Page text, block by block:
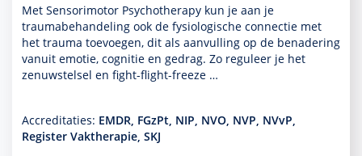
Met Sensorimotor Psychothera­py kun je aan je
traumabehan­del­ing ook de fysiologische connectie met
het trauma toevoegen, dit als aanvulling op de benade­ring
vanuit emotie, cognitie en gedrag. Zo reguleer je het
zenuwstelsel en fight-flight-freeze …
Accreditaties: EMDR, FGzPt, NIP, NVO, NVP, NVvP,
Register Vaktherapie, SKJ